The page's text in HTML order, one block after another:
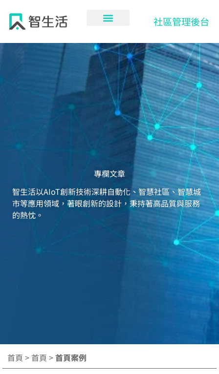
要
社區管理後台
專欄文章
智生活以AIoT創新技術深耕自動化、智慧社區、智慧城
市等應用領域，著眼創新的設計，秉持著高品質與服務
的熱忱。
首頁 > 首頁 >首頁案例